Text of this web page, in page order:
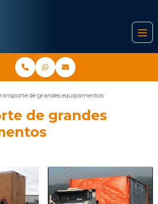
de grandes equipamentos
de grandes